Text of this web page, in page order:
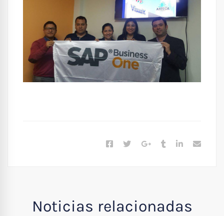
Noticias relacionadas